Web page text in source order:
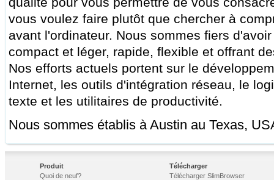
vous voulez faire plutôt que chercher à
avant l'ordinateur. Nous sommes fiers
compact et léger, rapide, flexible et offrant
Nos efforts actuels portent sur le
Internet, les outils d'intégration réseau, le
texte et les utilitaires de productivité.
Nous sommes établis à Austin au Texas,
Produit
Télécharger
Quoi de neuf?
Télécharger SlimBrowser